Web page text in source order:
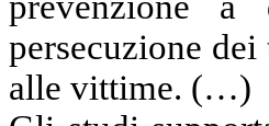
persecuzione
alle vittime. (…)